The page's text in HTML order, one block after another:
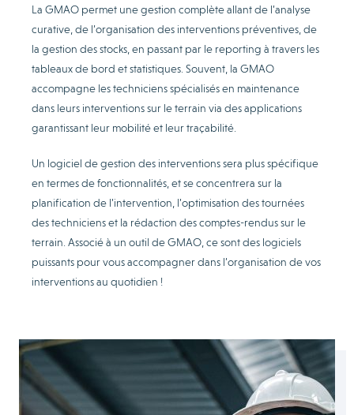
La GMAO permet une gestion complète allant de l’analyse
curative, de l’organisation des interventions préventives, de
la gestion des stocks, en passant par le reporting à travers les
tableaux de bord et statistiques. Souvent, la GMAO
accompagne les techniciens spécialisés en maintenance
dans leurs interventions sur le terrain via des applications
garantissant leur mobilité et leur traçabilité.
Un logiciel de gestion des interventions sera plus spécifique
en termes de fonctionnalités, et se concentrera sur la
planification de l’intervention, l’optimisation des tournées
des techniciens et la rédaction des comptes-rendus sur le
terrain. Associé à un outil de GMAO, ce sont des logiciels
puissants pour vous accompagner dans l’organisation de vos
interventions au quotidien !